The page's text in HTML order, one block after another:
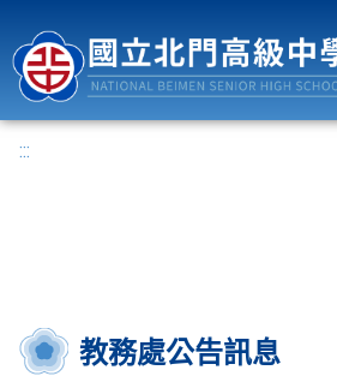
:::
教務處公告訊息